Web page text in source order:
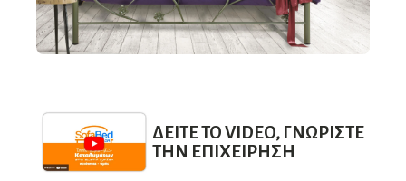
ΔΕΊΤΕ ΤΟ VIDEO, ΓΝΩΡΊΣΤΕ
ΤΗΝ ΕΠΙΧΕΊΡΗΣΗ